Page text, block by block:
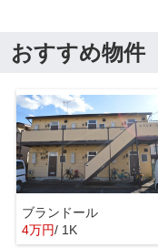
おすすめ物件
ブランドール
4万円/ 1K